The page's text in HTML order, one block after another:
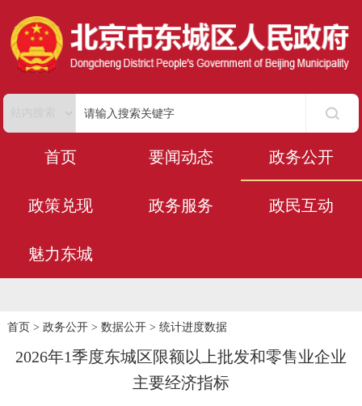
首页 要闻动态 政务公开
政策兑现 政务服务 政民互动
魅力东城
首页 > 政务公开> 数据公开> 统计进度数据
2026年1季度东城区限额以上批发和零售业企业
主要经济指标